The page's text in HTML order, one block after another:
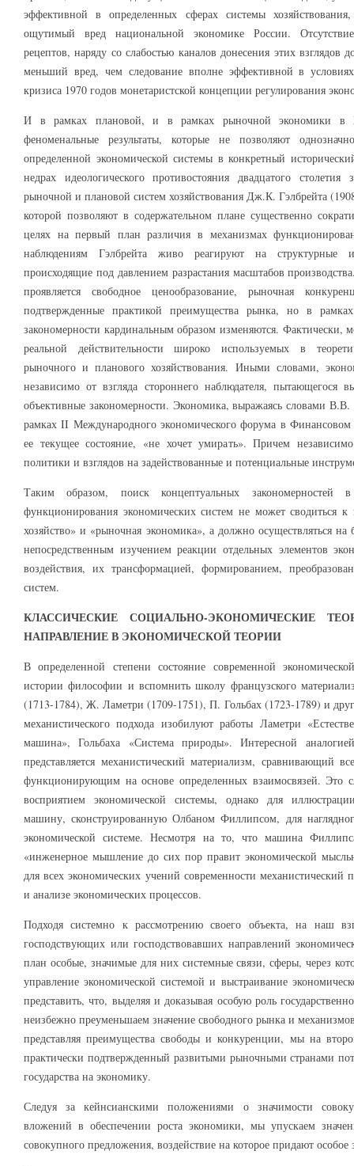
эффективной в определенных сферах системы
ощутимый вред национальной экономике России.
рецептов, наряду со слабостью каналов донесения этих взглядов
меньший вред, чем следование вполне эффективной в
кризиса 1970 годов монетаристской концепции регулирования
И в рамках плановой, и в рамках рыночной экономики в
феноменальные результаты, которые не позволяют
определенной экономической системы в конкретный
недрах идеологического противостояния двадцатого столетия
рыночной и плановой систем хозяйствования Дж.К. Гэлбрейта
которой позволяют в содержательном плане существенно
целях на первый план различия в механизмах
наблюдениям Гэлбрейта живо реагируют на структурные
происходящие под давлением разрастания масштабов
проявляется свободное ценообразование, рыночная
подтвержденные практикой преимущества рынка, но в
закономерности кардинальным образом изменяются. Фактически,
реальной действительности широко используемых в
рыночного и планового хозяйствования. Иными словами,
независимо от взгляда стороннего наблюдателя, пытающегося
объективные закономерности. Экономика, выражаясь словами В.В.
рамках II Международного экономического форума в Финансовом
ее текущее состояние, «не хочет умирать». Причем
политики и взглядов на задействованные и потенциальные
Таким образом, поиск концептуальных закономерностей
функционирования экономических систем не может сводиться
хозяйство» и «рыночная экономика», а должно осуществляться
непосредственным изучением реакции отдельных элементов
воздействия, их трансформацией, формированием,
систем.
КЛАССИЧЕСКИЕ СОЦИАЛЬНО-ЭКОНОМИЧЕСКИЕ
НАПРАВЛЕНИЕ В ЭКОНОМИЧЕСКОЙ ТЕОРИИ
В определенной степени состояние современной
истории философии и вспомнить школу французского
(1713-1784), Ж. Ламетри (1709-1751), П. Гольбах (1723-1789) и
механистического подхода изобилуют работы Ламетри
машина», Гольбаха «Система природы». Интересной
представляется механистический материализм, сравнивающий
функционирующим на основе определенных взаимосвязей. Это
восприятием экономической системы, однако для
машину, сконструированную Олбаном Филлипсом, для
экономической системе. Несмотря на то, что машина
«инженерное мышление до сих пор правит экономической
для всех экономических учений современности механистический
и анализе экономических процессов.
Подходя системно к рассмотрению своего объекта, на наш
господствующих или господствовавших направлений
план особые, значимые для них системные связи, сферы, через
управление экономической системой и выстраивание
представить, что, выделяя и доказывая особую роль
неизбежно преуменьшаем значение свободного рынка и
представляя преимущества свободы и конкуренции, мы на
практически подтвержденный развитыми рыночными странами
государства на экономику.
Следуя за кейнсианскими положениями о значимости
вложений в обеспечении роста экономики, мы упускаем
совокупного предложения, воздействие на которое придают